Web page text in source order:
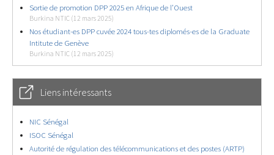
Sortie de promotion DPP 2025 en Afrique de l’Ouest
Burkina NTIC (12 mars 2025)
Nos étudiant-es DPP cuvée 2024 tous-tes diplomés-es de la Graduate
Intitute de Genève
Burkina NTIC (12 mars 2025)
Liens intéressants
NIC Sénégal
ISOC Sénégal
Autorité de régulation des télécommunications et des postes (ARTP)